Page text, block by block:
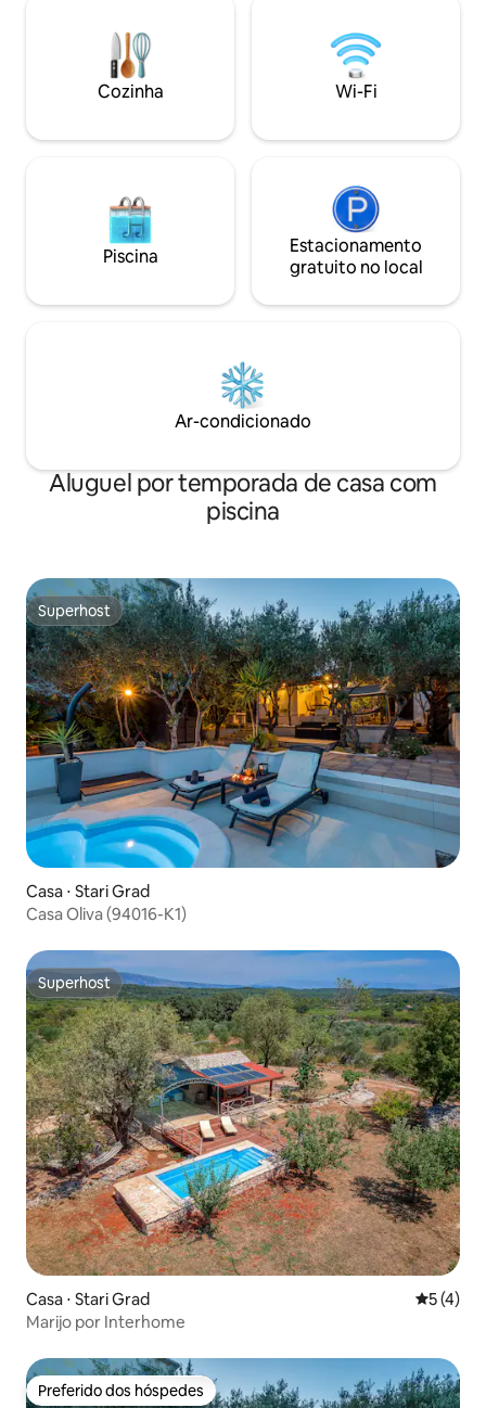
para aqueles que buscam um estilo de
vida mais tranquilo.
bairro tranquilo. Fica perto de uma loja,
praias e o centro
dentro de poucos
Cozinha Wi-Fi
Piscina
Estacionamento
gratuito no local
Ar-condicionado
Aluguel por temporada de casa com
piscina
Superhost
Superhost
Casa ⋅ Stari Grad
Casa Oliva (94016-K1)
Superhost
Superhost
Casa ⋅ Stari Grad 5 de
5 (4)
Marijo por Interhome
Preferido dos hóspedes
Preferido dos hóspedes